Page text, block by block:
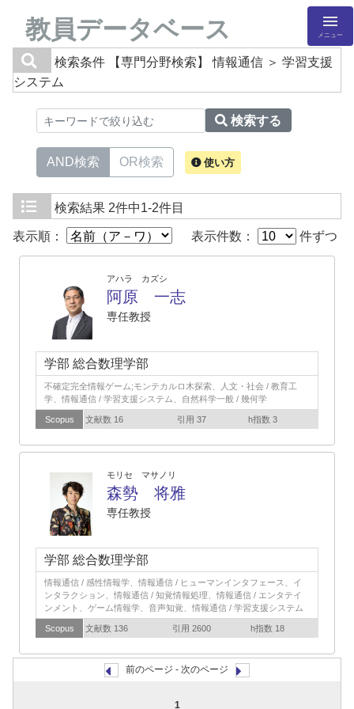
教員データベース メニュー
検索条件
【専門分野検索】 情報通信 ＞ 学習支援
システム
検索する
AND検索 OR検索 使い方
検索結果 2件中1-2件目
表示順： 表示件数： 件ずつ
アハラ カズシ
阿原 一志
専任教授
学部 総合数理学部
不確定完全情報ゲーム;モンテカルロ木探索、人文・社会 / 教育工
学、情報通信 / 学習支援システム、自然科学一般 / 幾何学
Scopus 文献数 16 引用 37 h指数 3
モリセ マサノリ
森勢 将雅
専任教授
学部 総合数理学部
情報通信 / 感性情報学、情報通信 / ヒューマンインタフェース、イ
ンタラクション、情報通信 / 知覚情報処理、情報通信 / エンタテイ
ンメント、ゲーム情報学、音声知覚、情報通信 / 学習支援システム
Scopus 文献数 136 引用 2600 h指数 18
前のページ - 次のページ
1